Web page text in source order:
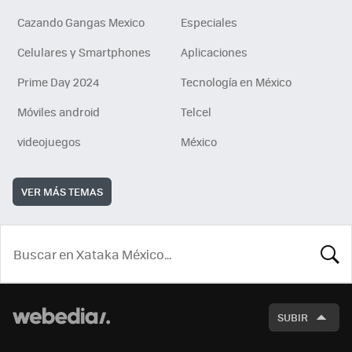
Cazando Gangas Mexico
Especiales
Celulares y Smartphones
Aplicaciones
Prime Day 2024
Tecnología en México
Móviles android
Telcel
videojuegos
México
VER MÁS TEMAS
SUBIR